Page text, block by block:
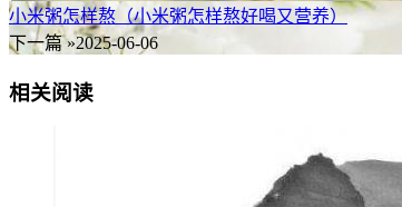
小米粥怎样熬（小米粥怎样熬好喝又营养）
下一篇 »2025-06-06
相关阅读